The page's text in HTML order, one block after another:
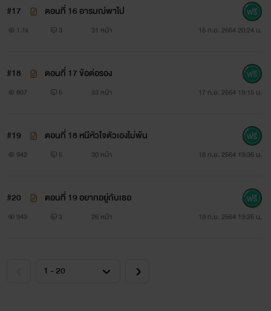
#17 ตอนที่ 16 อารมณ์พาไป
1.1k 3 31 หน้า 15 ก.ย. 2564 20:24 น.
#18 ตอนที่ 17 ข้อต่อรอง
807 5 33 หน้า 17 ก.ย. 2564 19:15 น.
#19 ตอนที่ 18 หนีหัวใจตัวเองไม่พ้น
942 5 30 หน้า 18 ก.ย. 2564 19:36 น.
#20 ตอนที่ 19 อยากอยู่กับเธอ
943 3 26 หน้า 19 ก.ย. 2564 19:25 น.